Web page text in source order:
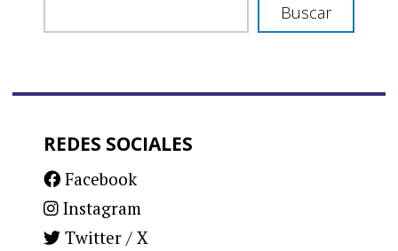
Buscar
REDES SOCIALES
Facebook
Instagram
Twitter / X